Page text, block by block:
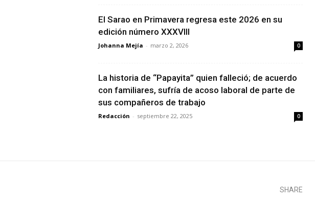
El Sarao en Primavera regresa este 2026 en su
edición número XXXVIII
Johanna Mejía - marzo 2, 2026 0
La historia de “Papayita” quien falleció; de acuerdo
con familiares, sufría de acoso laboral de parte de
sus compañeros de trabajo
Redacción - septiembre 22, 2025 0
SHARE